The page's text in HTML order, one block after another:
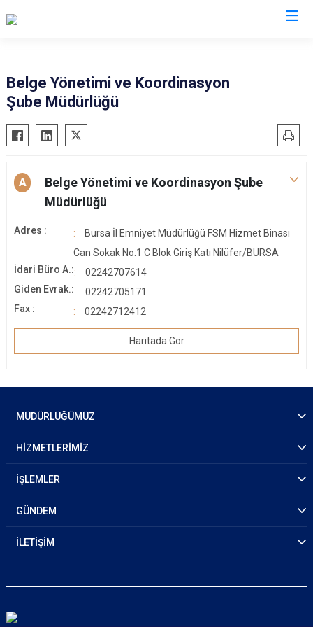
Belge Yönetimi ve Koordinasyon
Şube Müdürlüğü
A
Belge Yönetimi ve Koordinasyon Şube
Müdürlüğü
Adres :
Bursa İl Emniyet Müdürlüğü FSM Hizmet Binası
Can Sokak No:1 C Blok Giriş Katı Nilüfer/BURSA
İdari Büro A.:
02242707614
Giden Evrak.:
02242705171
Fax :
02242712412
Haritada Gör
MÜDÜRLÜĞÜMÜZ
HİZMETLERİMİZ
İŞLEMLER
GÜNDEM
İLETİŞİM